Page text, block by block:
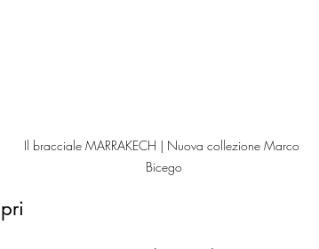
Il bracciale MARRAKECH | Nuova collezione Marco
Bicego